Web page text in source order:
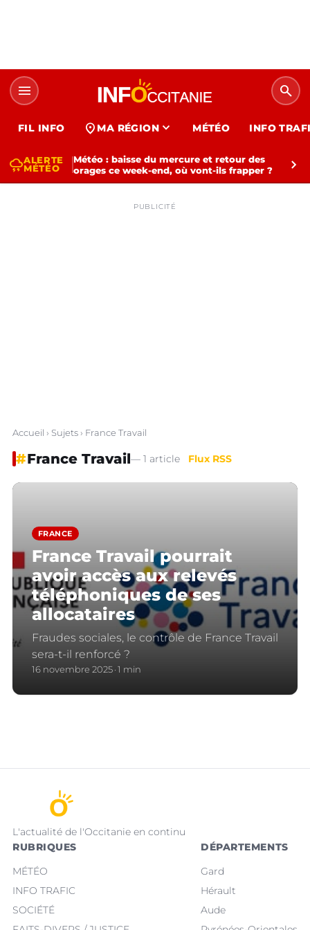
menu search
FIL INFO location_on MA RÉGION expand_more MÉTÉO INFO
thunderstormALERTE
MÉTÉO
Météo : baisse du mercure et retour des
orages ce week-end, où vont-ils frapper ?
chevron_right
PUBLICITÉ
Accueil › Sujets› France Travail
#France Travail— 1 article Flux RSS
FRANCE
France Travail pourrait
avoir accès aux relevés
téléphoniques de ses
allocataires
Fraudes sociales, le contrôle de France Travail
sera-t-il renforcé ?
16 novembre 2025 1 min
L'actualité de l'Occitanie en continu
RUBRIQUES
MÉTÉO
INFO TRAFIC
SOCIÉTÉ
DÉPARTEMENTS
Gard
Hérault
Aude